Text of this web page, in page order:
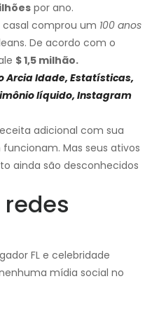
por ano.
casal comprou um 100 anos
De acordo com o
$ 1,5 milhão.
Arcia Idade, Estatísticas,
líquido, Instagram
adicional com sua
Mas seus ativos
ainda são desconhecidos
FL e celebridade
mídia social no